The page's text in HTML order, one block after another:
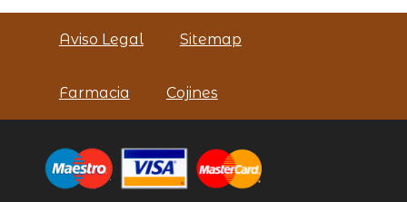
Aviso Legal Sitemap
Farmacia Cojines